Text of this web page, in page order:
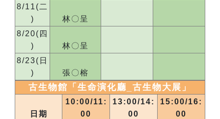
8/11(二
)
林〇呈
8/20(四
)
林〇呈
8/23(日
)
張〇榕
古生物館「生命演化廳_ 古生物大展 」
日期
10:00/11:
00
13:00/14:
00
15:00/16:
00